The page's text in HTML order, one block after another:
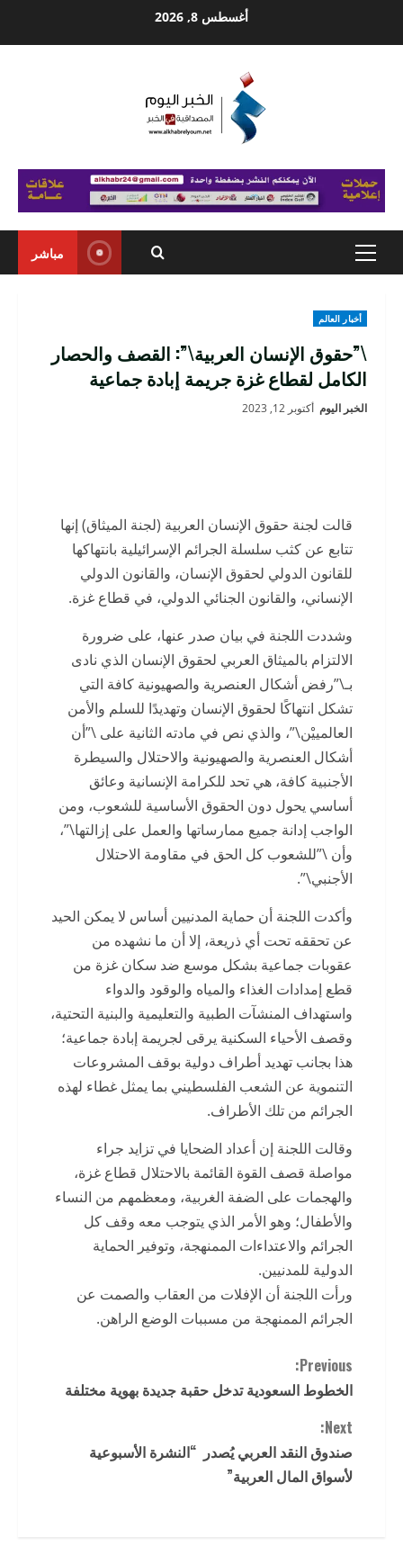
أغسطس 8, 2026
Primary
مباشر
أخبار العالم
\”حقوق الإنسان العربية\”: القصف والحصار
الكامل لقطاع غزة جريمة إبادة جماعية
الخبر اليوم أكتوبر 12, 2023
قالت لجنة حقوق الإنسان العربية (لجنة الميثاق) إنها
تتابع عن كثب سلسلة الجرائم الإسرائيلية بانتهاكها
للقانون الدولي لحقوق الإنسان، والقانون الدولي
الإنساني، والقانون الجنائي الدولي، في قطاع غزة.
وشددت اللجنة في بيان صدر عنها، على ضرورة
الالتزام بالميثاق العربي لحقوق الإنسان الذي نادى
بـ\”رفض أشكال العنصرية والصهيونية كافة التي
تشكل انتهاكًا لحقوق الإنسان وتهديدًا للسلم والأمن
العالمييْن\”، والذي نص في مادته الثانية على \”أن
أشكال العنصرية والصهيونية والاحتلال والسيطرة
الأجنبية كافة، هي تحد للكرامة الإنسانية وعائق
أساسي يحول دون الحقوق الأساسية للشعوب، ومن
الواجب إدانة جميع ممارساتها والعمل على إزالتها\”،
وأن \”للشعوب كل الحق في مقاومة الاحتلال
الأجنبي\”.
وأكدت اللجنة أن حماية المدنيين أساس لا يمكن الحيد
عن تحققه تحت أي ذريعة، إلا أن ما نشهده من
عقوبات جماعية بشكل موسع ضد سكان غزة من
قطع إمدادات الغذاء والمياه والوقود والدواء
واستهداف المنشآت الطبية والتعليمية والبنية التحتية،
وقصف الأحياء السكنية يرقى لجريمة إبادة جماعية؛
هذا بجانب تهديد أطراف دولية بوقف المشروعات
التنموية عن الشعب الفلسطيني بما يمثل غطاء لهذه
الجرائم من تلك الأطراف.
وقالت اللجنة إن أعداد الضحايا في تزايد جراء
مواصلة قصف القوة القائمة بالاحتلال قطاع غزة،
والهجمات على الضفة الغربية، ومعظمهم من النساء
والأطفال؛ وهو الأمر الذي يتوجب معه وقف كل
الجرائم والاعتداءات الممنهجة، وتوفير الحماية
الدولية للمدنيين.
ورأت اللجنة أن الإفلات من العقاب والصمت عن
الجرائم الممنهجة من مسببات الوضع الراهن.
C
o
n
t
Previous:
الخطوط السعودية تدخل حقبة جديدة بهوية مختلفة
Next:
صندوق النقد العربي يُصدر “النشرة الأسبوعية
لأسواق المال العربية”